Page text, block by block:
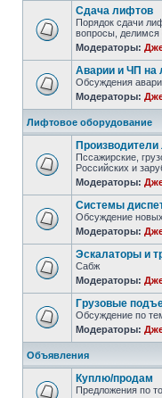
Сдача лифтов
Порядок сдачи
вопросы, делимся
Модераторы:
Аварии и ЧП на
Обсуждения
Модераторы:
Лифтовое оборудование
Пссажирские,
Российских и
Модераторы:
Системы
Обсуждение
Модераторы:
Эскалаторы и
Сабж
Модераторы:
Грузовые
Обсуждение по
Модераторы:
Объявления
Куплю/продам
Предложения по